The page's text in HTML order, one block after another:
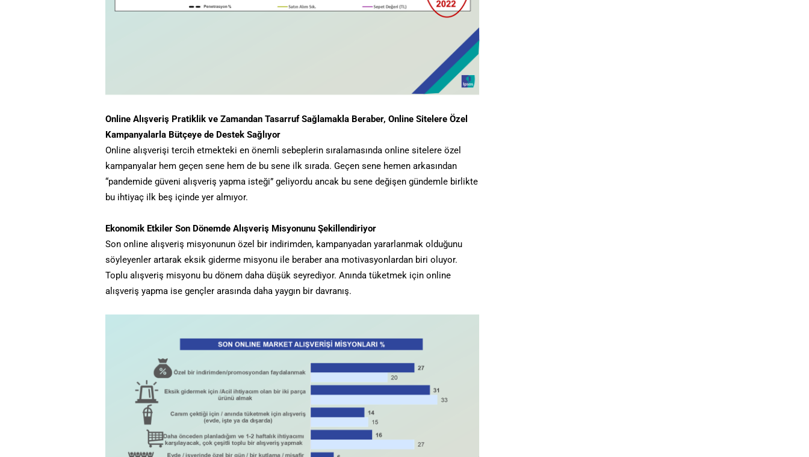
Online Alışveriş Pratiklik ve Zamandan Tasarruf Sağlamakla Beraber, Online Sitelere Özel
Kampanyalarla Bütçeye de Destek Sağlıyor
Online alışverişi tercih etmekteki en önemli sebeplerin sıralamasında online sitelere özel
kampanyalar hem geçen sene hem de bu sene ilk sırada. Geçen sene hemen arkasından
“pandemide güveni alışveriş yapma isteği” geliyordu ancak bu sene değişen gündemle birlikte
bu ihtiyaç ilk beş içinde yer almıyor.
Ekonomik Etkiler Son Dönemde Alışveriş Misyonunu Şekillendiriyor
Son online alışveriş misyonunun özel bir indirimden, kampanyadan yararlanmak olduğunu
söyleyenler artarak eksik giderme misyonu ile beraber ana motivasyonlardan biri oluyor.
Toplu alışveriş misyonu bu dönem daha düşük seyrediyor. Anında tüketmek için online
alışveriş yapma ise gençler arasında daha yaygın bir davranış.